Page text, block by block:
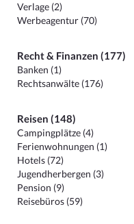
Verlage (2)
Werbeagentur (70)
Recht & Finanzen (177)
Banken (1)
Rechtsanwälte (176)
Reisen (148)
Campingplätze (4)
Ferienwohnungen (1)
Hotels (72)
Jugendherbergen (3)
Pension (9)
Reisebüros (59)